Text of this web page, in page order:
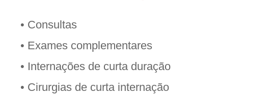
• Consultas
• Exames complementares
• Internações de curta duração
• Cirurgias de curta internação